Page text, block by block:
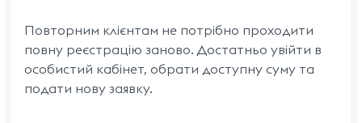
Повторним клієнтам не потрібно проходити
повну реєстрацію заново. Достатньо увійти в
особистий кабінет, обрати доступну суму та
подати нову заявку.